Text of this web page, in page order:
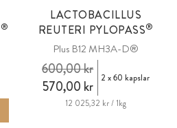
®
LACTOBACILLUS
REUTERI PYLOPASS®
Plus B12 MH3A-D®
570,00 kr
600,00 kr 2 x 60 kapslar
12 025,32 kr / 1kg